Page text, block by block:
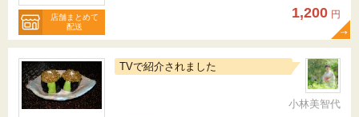
店舗まとめて
配送
1,200 円
TVで紹介されました
小林美智代